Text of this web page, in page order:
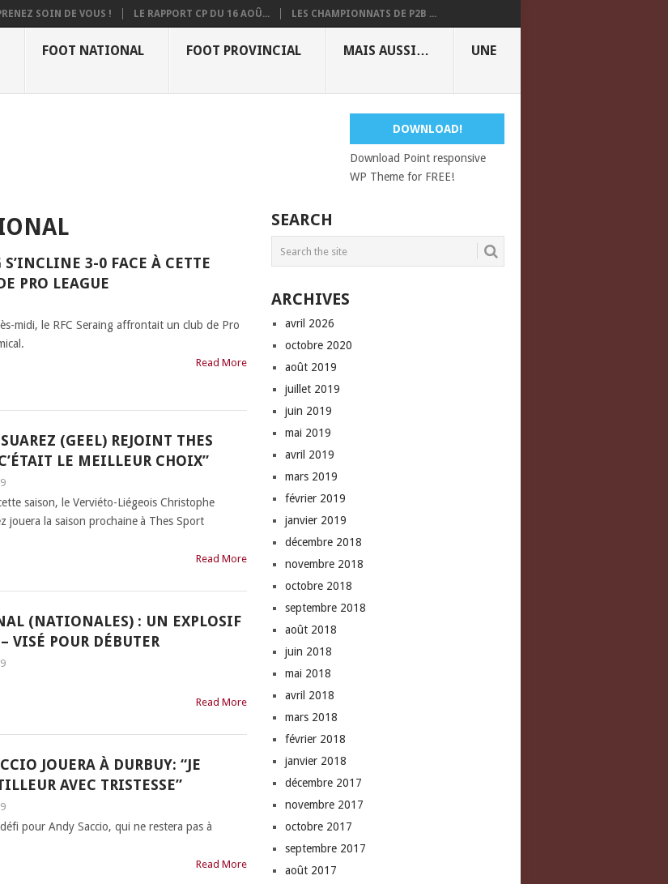
SOIN DE VOUS ! LE RAPPORT CP DU 16 AOÛ... LES CHAMPIONNATS DE P2B ...
FOOT NATIONAL FOOT PROVINCIAL MAIS AUSSI… UNE
DOWNLOAD!
Download Point responsive
WP Theme for FREE!
S’INCLINE 3-0 FACE À CETTE
PRO LEAGUE
midi, le RFC Seraing affrontait un club de Pro
Read More
(GEEL) REJOINT THES
LE MEILLEUR CHOIX”
saison, le Verviéto-Liégeois Christophe
jouera la saison prochaine à Thes Sport
Read More
(NATIONALES) : UN EXPLOSIF
VISÉ POUR DÉBUTER
Read More
JOUERA À DURBUY: “JE
AVEC TRISTESSE”
pour Andy Saccio, qui ne restera pas à
Read More
SEARCH
ARCHIVES
avril 2026
octobre 2020
août 2019
juillet 2019
juin 2019
mai 2019
avril 2019
mars 2019
février 2019
janvier 2019
décembre 2018
novembre 2018
octobre 2018
septembre 2018
août 2018
juin 2018
mai 2018
avril 2018
mars 2018
février 2018
janvier 2018
décembre 2017
novembre 2017
octobre 2017
septembre 2017
août 2017